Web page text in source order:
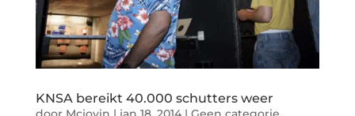
KNSA bereikt 40.000 schutters weer